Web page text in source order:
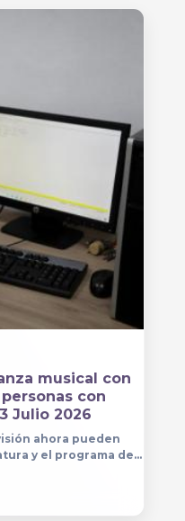
musical con
con
Julio 2026
ahora pueden
y el programa de